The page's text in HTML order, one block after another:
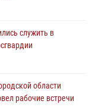
телефонную «горячую
детям из летнего
служить в
области
рабочие встречи